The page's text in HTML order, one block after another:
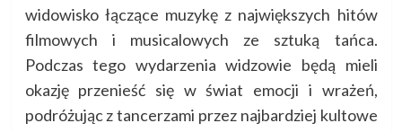
widowisko łączące muzykę z największych hitów
filmowych i musicalowych ze sztuką tańca.
Podczas tego wydarzenia widzowie będą mieli
okazję przenieść się w świat emocji i wrażeń,
podróżując z tancerzami przez najbardziej kultowe